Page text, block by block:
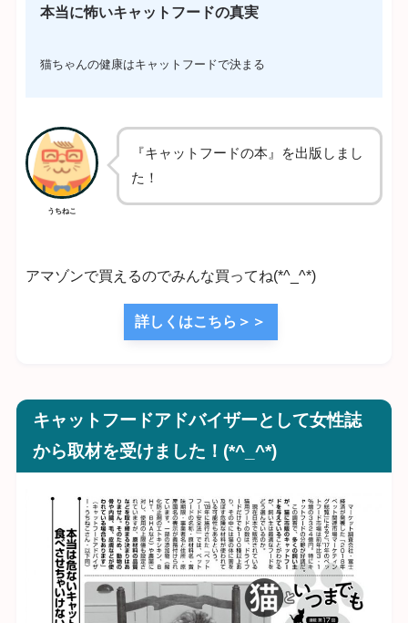
本当に怖いキャットフードの真実
猫ちゃんの健康はキャットフードで決まる
うちねこ
『キャットフードの本』を出版しまし
た！
アマゾンで買えるのでみんな買ってね(*^_^*)
詳しくはこちら＞＞
キャットフードアドバイザーとして女性誌
から取材を受けました！(*^_^*)